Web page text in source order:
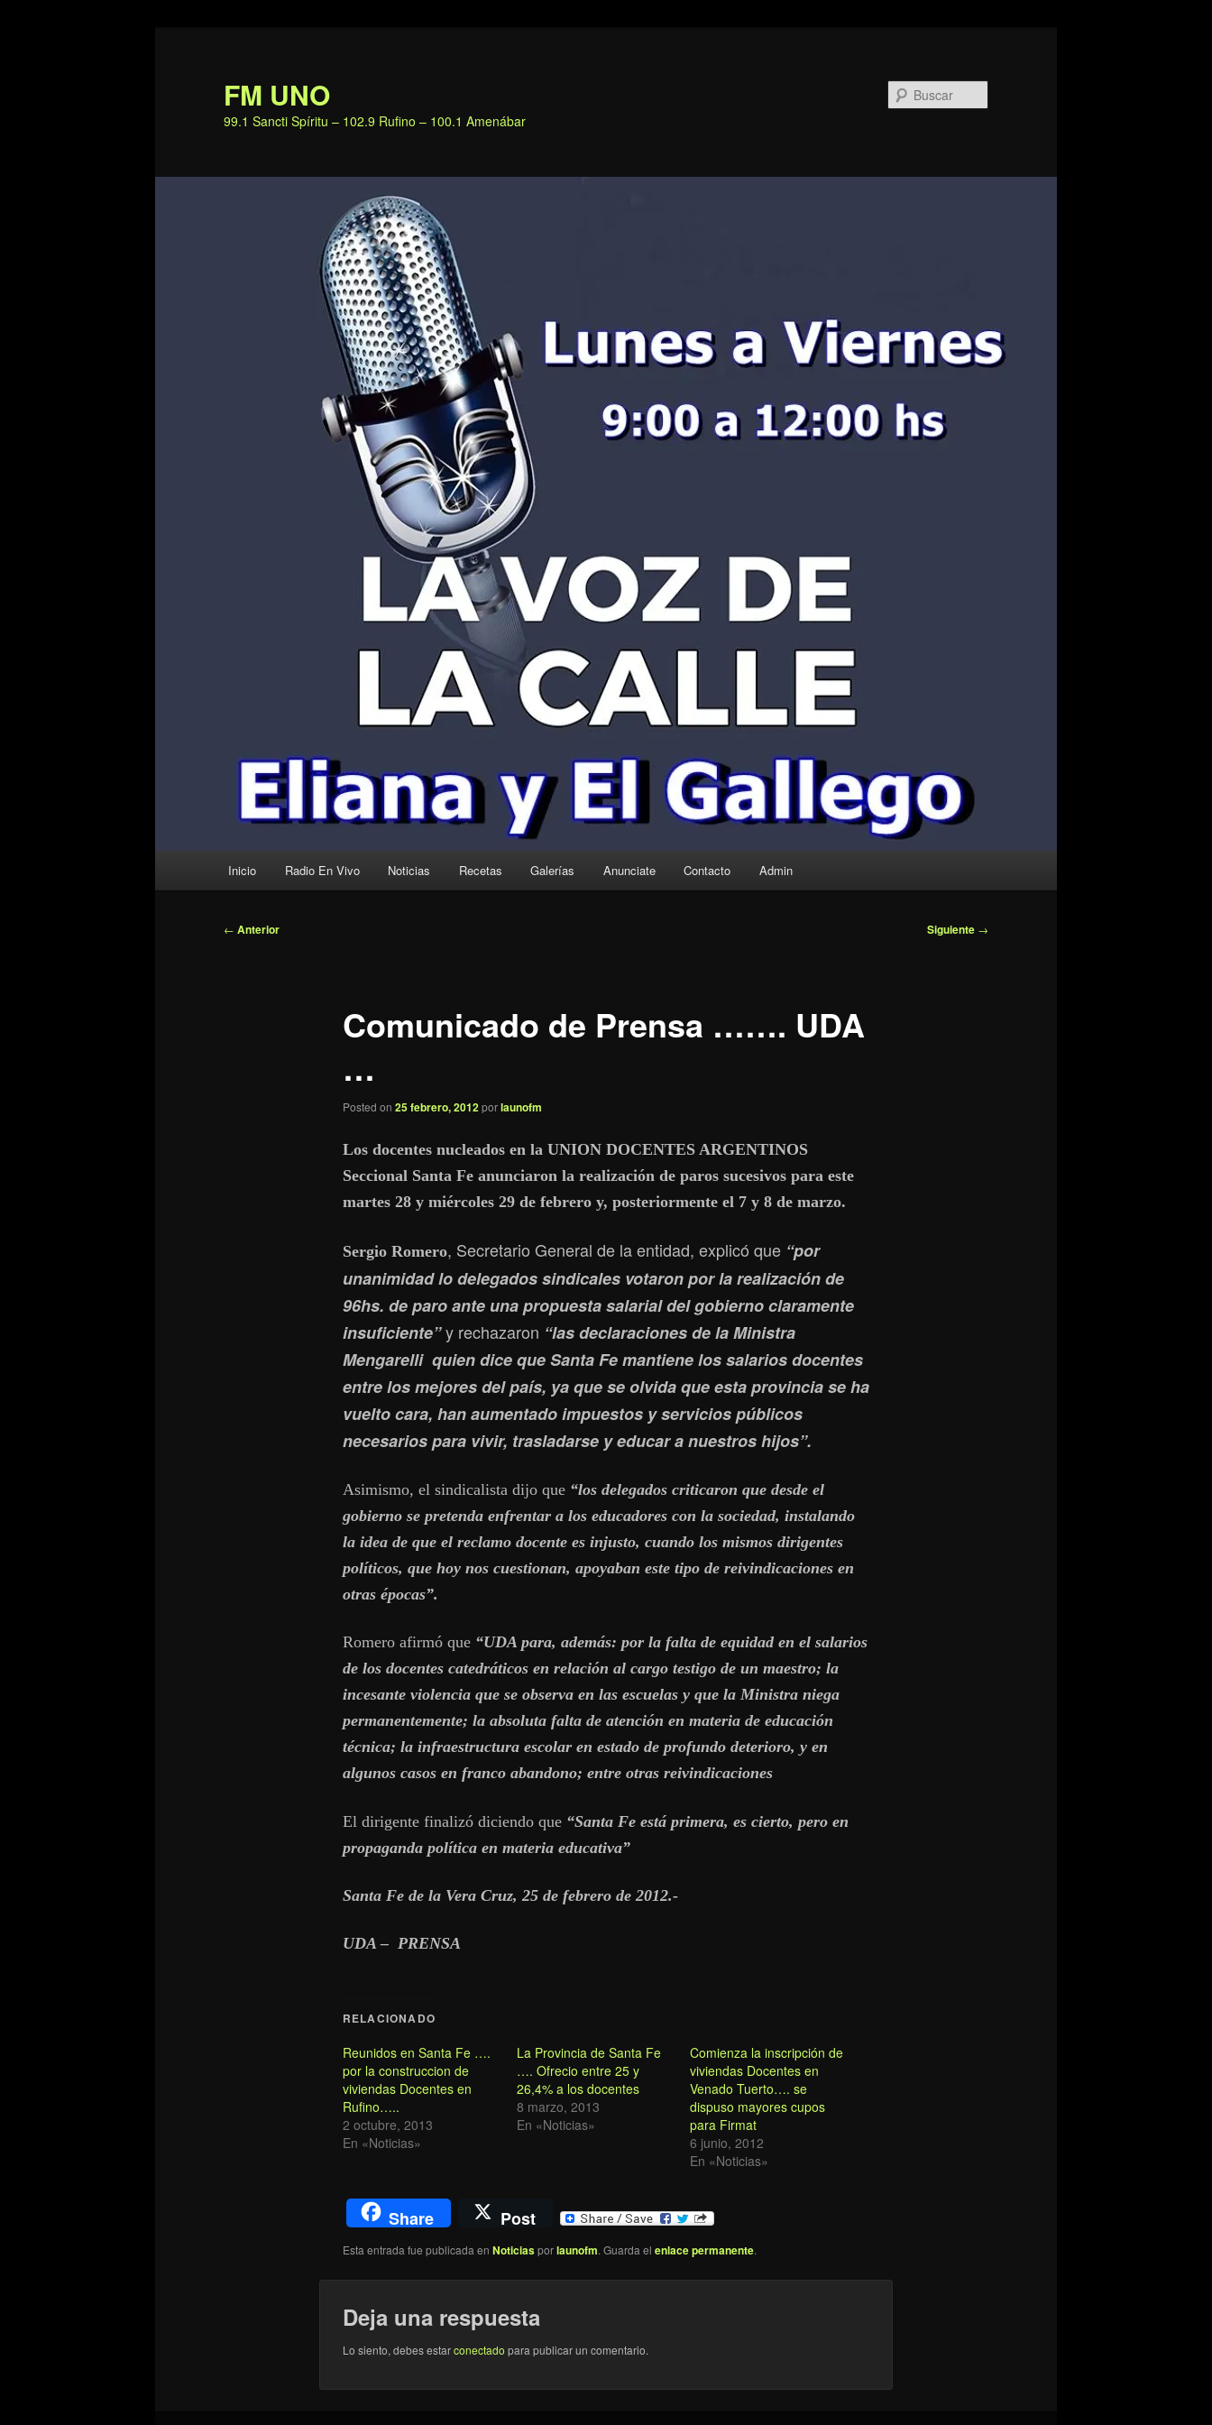
FM UNO
99.1 Sancti Spíritu – 102.9 Rufino – 100.1 Amenábar
Inicio Radio En Vivo Noticias Recetas Galerías Anunciate Contacto Admin
Navegación
← Anterior Siguiente →
Comunicado de Prensa ……. UDA
…
Posted on 25 febrero, 2012porlaunofm
Los docentes nucleados en la UNION DOCENTES ARGENTINOS
Seccional Santa Fe anunciaron la realización de paros sucesivos para este
martes 28 y miércoles 29 de febrero y, posteriormente el 7 y 8 de marzo.
Sergio Romero, Secretario General de la entidad, explicó que “por
unanimidad lo delegados sindicales votaron por la realización de
96hs. de paro ante una propuesta salarial del gobierno claramente
insuficiente”y rechazaron “las declaraciones de la Ministra
Mengarelli quien dice que Santa Fe mantiene los salarios docentes
entre los mejores del país, ya que se olvida que esta provincia se ha
vuelto cara, han aumentado impuestos y servicios públicos
necesarios para vivir, trasladarse y educar a nuestros hijos”.
Asimismo, el sindicalista dijo que “los delegados criticaron que desde el
gobierno se pretenda enfrentar a los educadores con la sociedad, instalando
la idea de que el reclamo docente es injusto, cuando los mismos dirigentes
políticos, que hoy nos cuestionan, apoyaban este tipo de reivindicaciones en
otras épocas”.
Romero afirmó que “UDA para, además: por la falta de equidad en el salarios
de los docentes catedráticos en relación al cargo testigo de un maestro; la
incesante violencia que se observa en las escuelas y que la Ministra niega
permanentemente; la absoluta falta de atención en materia de educación
técnica; la infraestructura escolar en estado de profundo deterioro, y en
algunos casos en franco abandono; entre otras reivindicaciones
El dirigente finalizó diciendo que“Santa Fe está primera, es cierto, pero en
propaganda política en materia educativa”
Santa Fe de la Vera Cruz, 25 de febrero de 2012.-
UDA – PRENSA
RELACIONADO
Reunidos en Santa Fe ….
por la construccion de
viviendas Docentes en
Rufino…..
2 octubre, 2013
En «Noticias»
La Provincia de Santa Fe
…. Ofrecio entre 25 y
26,4% a los docentes
8 marzo, 2013
En «Noticias»
Comienza la inscripción de
viviendas Docentes en
Venado Tuerto…. se
dispuso mayores cupos
para Firmat
6 junio, 2012
En «Noticias»
Share Post
Esta entrada fue publicada en Noticiasporlaunofm. Guarda el enlace permanente.
Deja una respuesta
Lo siento, debes estarconectado para publicar un comentario.